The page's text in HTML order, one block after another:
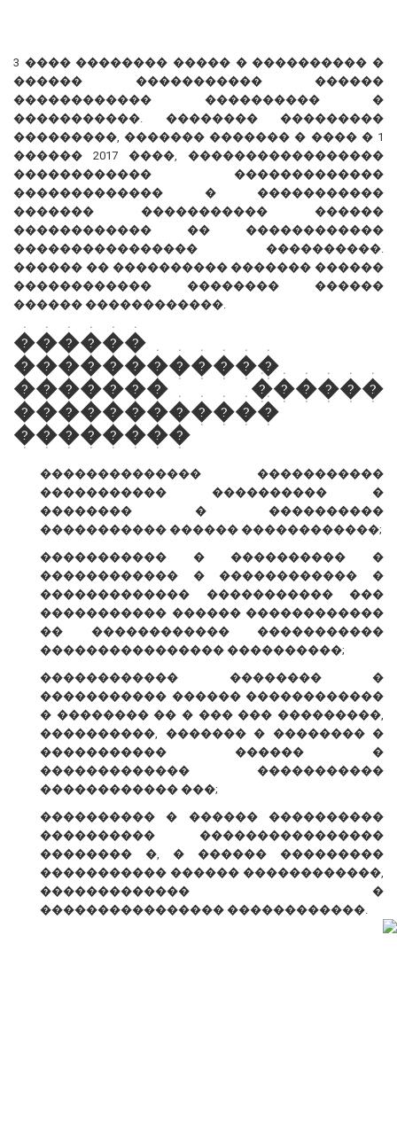
3 ���� �������� ����� � ���������� �
������ ����������� ������
������������ ���������� �
�����������. �������� ���������
���������, ������� ������� � ���� � 1
������ 2017 ����, �����������������
������������ �������������
������������� � �����������
������� ����������� ������
������������ �� ������������
���������������� ����������.
������ �� ���������� ������� ������
������������ �������� ������
������ ������������.
������
������������
������� ������
������������
��������
�������������� �����������
����������� ���������� �
�������� � ����������
����������� ������ ������������;
����������� � ���������� �
������������ � ������������ �
������������� ����������� ���
����������� ������ ������������
�� ������������ �����������
���������������� ����������;
������������ �������� �
����������� ������ ������������
� �������� �� � ��� ��� ���������,
����������, ������� � �������� �
����������� ������ �
������������� �����������
������������ ���;
���������� � ������ ����������
���������� ����������������
�������� �, � ������ ���������
����������� ������ ������������,
������������� �
���������������� ������������.